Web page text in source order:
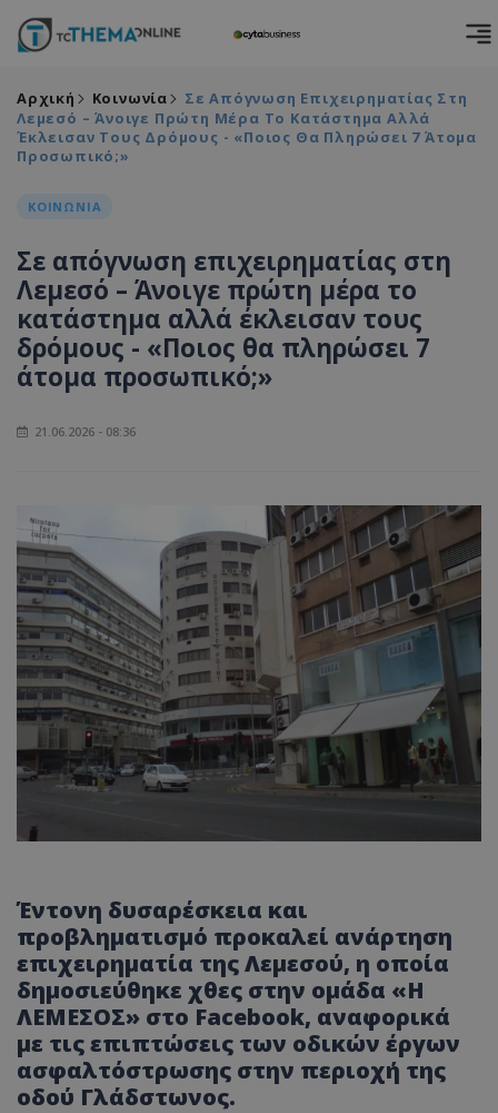
Αρχική Κοινωνία
Σε Απόγνωση Επιχειρηματίας Στη
Λεμεσό – Άνοιγε Πρώτη Μέρα Το Κατάστημα Αλλά
Έκλεισαν Τους Δρόμους - «Ποιος Θα Πληρώσει 7 Άτομα
Προσωπικό;»
ΚΟΙΝΩΝΙΑ
Σε απόγνωση επιχειρηματίας στη
Λεμεσό – Άνοιγε πρώτη μέρα το
κατάστημα αλλά έκλεισαν τους
δρόμους - «Ποιος θα πληρώσει 7
άτομα προσωπικό;»
21.06.2026 - 08:36
Έντονη δυσαρέσκεια και
προβληματισμό προκαλεί ανάρτηση
επιχειρηματία της Λεμεσού, η οποία
δημοσιεύθηκε χθες στην ομάδα «Η
ΛΕΜΕΣΟΣ» στο Facebook, αναφορικά
με τις επιπτώσεις των οδικών έργων
ασφαλτόστρωσης στην περιοχή της
οδού Γλάδστωνος.